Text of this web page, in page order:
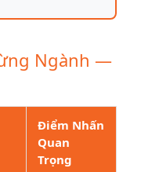
Ngành —
Điểm Nhấn
Quan
Trọng